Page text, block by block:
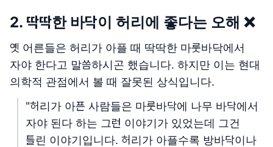
2. 딱딱한 바닥이 허리에 좋다는 오해 ❌
옛 어른들은 허리가 아플 때 딱딱한 마룻바닥에서
자야 한다고 말씀하시곤 했습니다. 하지만 이는 현대
의학적 관점에서 볼 때 잘못된 상식입니다.
"허리가 아픈 사람들은 마룻바닥에 나무 바닥에서
자야 된다 하는 그런 이야기가 있었는데 그건
틀린 이야기입니다. 허리가 아플수록 방바닥이나